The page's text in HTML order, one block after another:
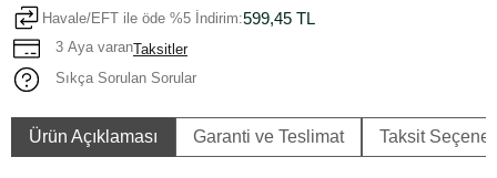
Havale/EFT ile öde %5 İndirim:599,45 TL
3 Aya varanTaksitler
Sıkça Sorulan Sorular
Ürün Açıklaması Garanti ve Teslimat Taksit